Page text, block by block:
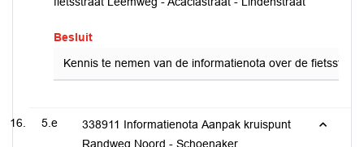
Besluit
Kennis te nemen van de informatienota over de
5.e
338911 Informatienota Aanpak kruispunt
Randweg Noord - Schoenaker